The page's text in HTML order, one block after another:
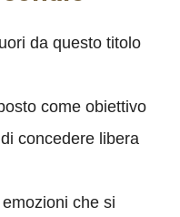
da questo titolo
come obiettivo
concedere libera
emozioni che si